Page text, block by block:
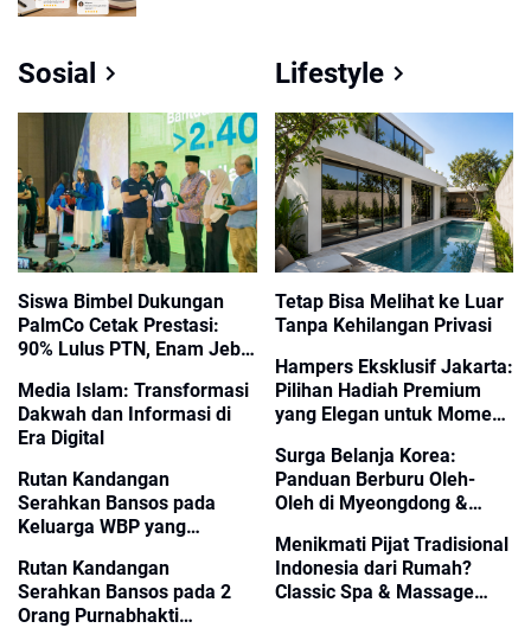
Sosial
Siswa Bimbel Dukungan
PalmCo Cetak Prestasi:
90% Lulus PTN, Enam Jebol
Indonesia
Media Islam: Transformasi
Dakwah dan Informasi di
Era Digital
Rutan Kandangan
Serahkan Bansos pada
Keluarga WBP yang
Rutan Kandangan
Serahkan Bansos pada 2
Orang Purnabhakti
Lifestyle
Tetap Bisa Melihat ke Luar
Tanpa Kehilangan Privasi
Hampers Eksklusif Jakarta:
Pilihan Hadiah Premium
yang Elegan untuk Momen
Corporate
Surga Belanja Korea:
Panduan Berburu Oleh-
Oleh di Myeongdong &
Menikmati Pijat Tradisional
Indonesia dari Rumah?
Classic Spa & Massage